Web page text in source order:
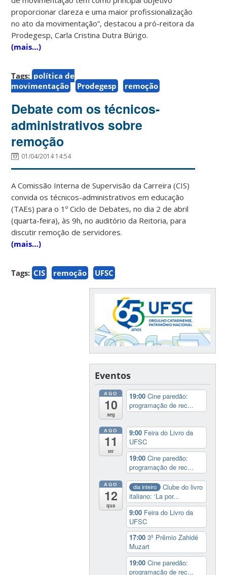
proporcionar clareza e uma maior profissionalização
no ato da movimentação”, destacou a pró-reitora da
Prodegesp, Carla Cristina Dutra Búrigo.
(mais…)
Tags: política de
movimentação
Prodegesp remoção
Debate com os técnicos-
administrativos sobre
remoção
01/04/2014 14:54
A Comissão Interna de Supervisão da Carreira (CIS)
convida os técnicos-administrativos em educação
(TAEs) para o 1º Ciclo de Debates, no dia 2 de abril
(quarta-feira), às 9h, no auditório da Reitoria, para
discutir remoção de servidores.
(mais…)
Tags: CIS remoção UFSC
Eventos
AGO
10
seg
19:00Cine paredão:
programação de rec...
AGO
11
ter
9:00 Feira do Livro da
UFSC
19:00Cine paredão:
programação de rec...
AGO
12
qua
dia inteiro
Clube do livro
italiano: ‘La por...
9:00 Feira do Livro da
UFSC
17:003º Prêmio Zahidé
Muzart
19:00Cine paredão:
programação de rec...